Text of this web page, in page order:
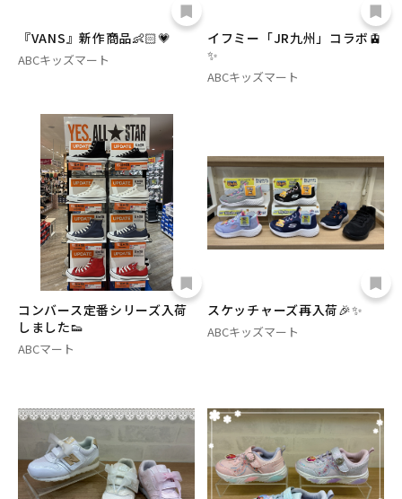
『VANS』新作商品👶🏻‪‪💗
ABCキッズマート
イフミー「JR九州」コラボ🚊
✨
ABCキッズマート
コンバース定番シリーズ入荷
しました👟
ABCマート
スケッチャーズ再入荷🎉✨
ABCキッズマート